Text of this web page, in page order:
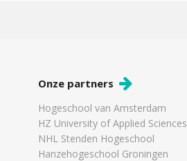
Onze partners
Hogeschool van Amsterdam
HZ University of Applied Sciences
NHL Stenden Hogeschool
Hanzehogeschool Groningen